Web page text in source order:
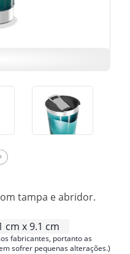
tampa e abridor.
cm x 9.1 cm
fabricantes, portanto as
sofrer pequenas alterações.)